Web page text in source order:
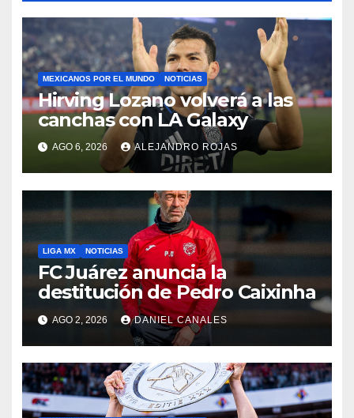
MEXICANOS POR EL MUNDO NOTICIAS
Hirving Lozano volverá a las
canchas con LA Galaxy
AGO 6, 2026 ALEJANDRO ROJAS
LIGA MX NOTICIAS
FC Juárez anuncia la
destitución de Pedro Caixinha
AGO 2, 2026 DANIEL CANALES